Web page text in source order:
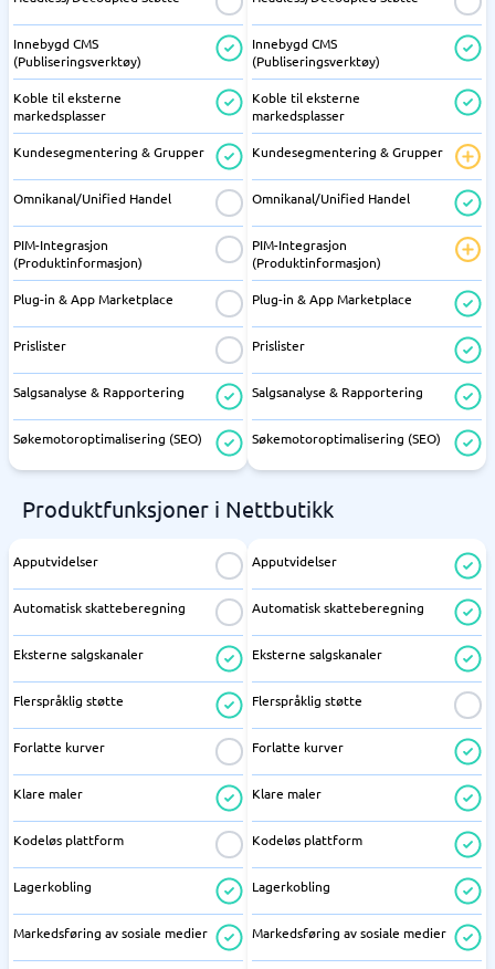
Innebygd CMS
(Publiseringsverktøy)
Koble til eksterne
markedsplasser
Kundesegmentering & Grupper
Omnikanal/Unified Handel
PIM-Integrasjon
(Produktinformasjon)
Plug-in & App Marketplace
Prislister
Salgsanalyse & Rapportering
Søkemotoroptimalisering (SEO)
Innebygd CMS
(Publiseringsverktøy)
Koble til eksterne
markedsplasser
Kundesegmentering & Grupper
Omnikanal/Unified Handel
PIM-Integrasjon
(Produktinformasjon)
Plug-in & App Marketplace
Prislister
Salgsanalyse & Rapportering
Søkemotoroptimalisering (SEO)
Produktfunksjoner i Nettbutikk
Apputvidelser
Automatisk skatteberegning
Eksterne salgskanaler
Flerspråklig støtte
Forlatte kurver
Klare maler
Kodeløs plattform
Lagerkobling
Markedsføring av sosiale medier
Apputvidelser
Automatisk skatteberegning
Eksterne salgskanaler
Flerspråklig støtte
Forlatte kurver
Klare maler
Kodeløs plattform
Lagerkobling
Markedsføring av sosiale medier